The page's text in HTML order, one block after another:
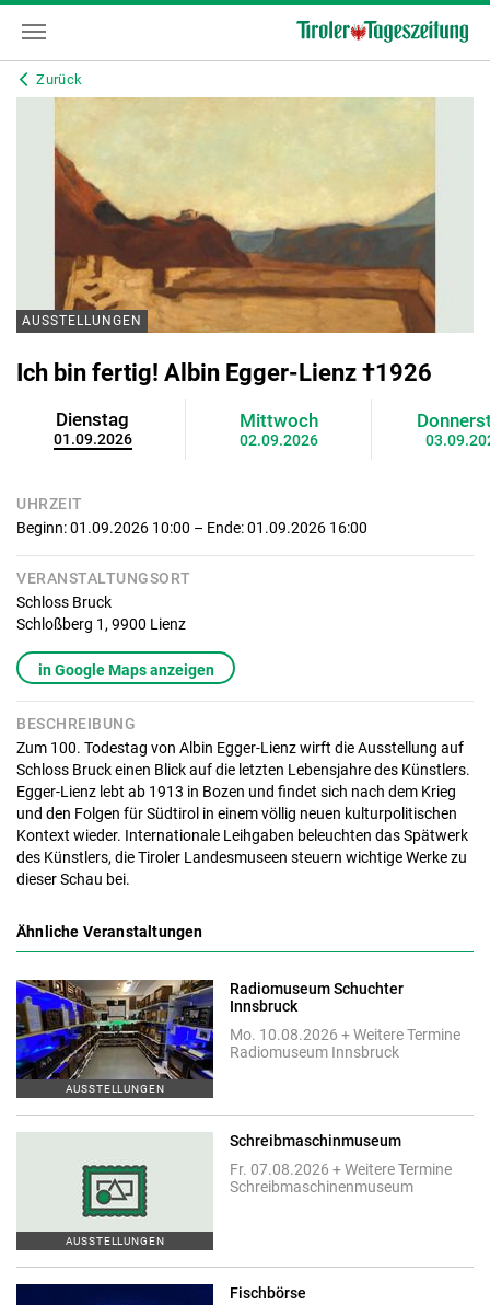
Zurück
AUSSTELLUNGEN
Ich bin fertig! Albin Egger-Lienz †1926
Dienstag
01.09.2026
Mittwoch
02.09.2026
UHRZEIT
Beginn: 01.09.2026 10:00 – Ende: 01.09.2026 16:00
VERANSTALTUNGSORT
Schloss Bruck
Schloßberg 1, 9900 Lienz
in Google Maps anzeigen
BESCHREIBUNG
Zum 100. Todestag von Albin Egger-Lienz wirft die Ausstellung auf
Schloss Bruck einen Blick auf die letzten Lebensjahre des Künstlers.
Egger-Lienz lebt ab 1913 in Bozen und findet sich nach dem Krieg
und den Folgen für Südtirol in einem völlig neuen kulturpolitischen
Kontext wieder. Internationale Leihgaben beleuchten das Spätwerk
des Künstlers, die Tiroler Landesmuseen steuern wichtige Werke zu
dieser Schau bei.
Ähnliche Veranstaltungen
AUSSTELLUNGEN
Radiomuseum Schuchter
Innsbruck
Mo. 10.08.2026 + Weitere Termine
Radiomuseum Innsbruck
AUSSTELLUNGEN
Schreibmaschinmuseum
Fr. 07.08.2026 + Weitere Termine
Schreibmaschinenmuseum
Fischbörse